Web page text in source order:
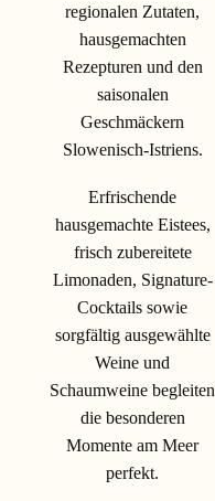
regionalen Zutaten,
hausgemachten
Rezepturen und den
saisonalen
Geschmäckern
Slowenisch-Istriens.
Erfrischende
hausgemachte Eistees,
frisch zubereitete
Limonaden, Signature-
Cocktails sowie
sorgfältig ausgewählte
Weine und
Schaumweine begleiten
die besonderen
Momente am Meer
perfekt.